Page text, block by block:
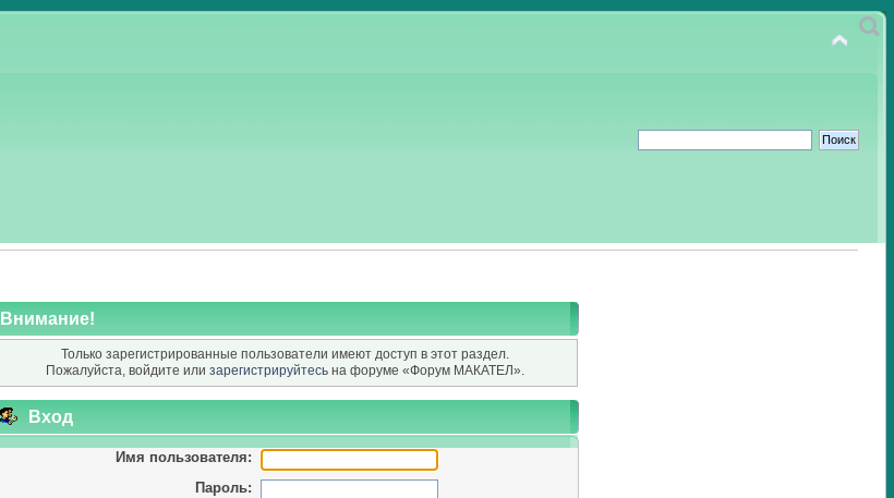
Внимание!
Только зарегистрированные пользователи имеют доступ в этот раздел.
Пожалуйста, войдите или зарегистрируйтесьна форуме «Форум МАКАТЕЛ».
Вход
Имя пользователя:
Пароль: